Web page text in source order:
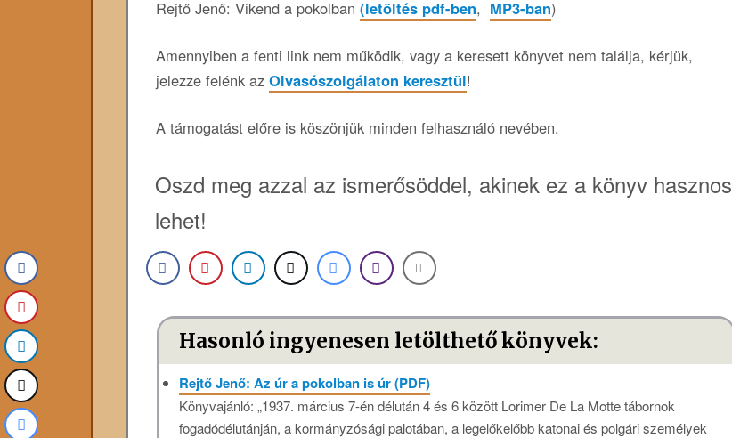
Rejtő Jenő: Vikend a pokolban (letöltés pdf-ben, MP3-ban)
Amennyiben a fenti link nem működik, vagy a keresett könyvet nem találja, kérjük,
jelezze felénk az Olvasószolgálaton keresztül!
A támogatást előre is köszönjük minden felhasználó nevében.
Oszd meg azzal az ismerősöddel, akinek ez a könyv hasznos
lehet!
Hasonló ingyenesen letölthető könyvek:
Rejtő Jenő: Az úr a pokolban is úr (PDF)
Könyvajánló: „1937. március 7-én délután 4 és 6 között Lorimer De La Motte tábornok
fogadódélutánján, a kormányzósági palotában, a legelőkelőbb katonai és polgári személyek